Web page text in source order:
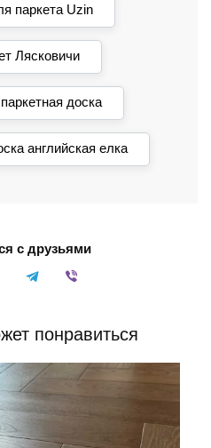
паркета Uzin
Лясковичи
доска
английская елка
с друзьями
понравиться